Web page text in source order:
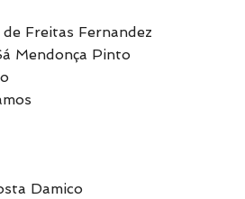
Freitas Fernandez
Mendonça Pinto
Damico